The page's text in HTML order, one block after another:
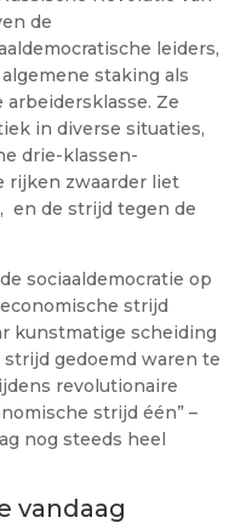
de
leiders,
staking als
Ze
in diverse situaties,
drie-klassen-
rijken zwaarder liet
en de strijd tegen de
sociaaldemocratie op
strijd
kunstmatige scheiding
gedoemd waren te
revolutionaire
strijd één” –
nog steeds heel
vandaag